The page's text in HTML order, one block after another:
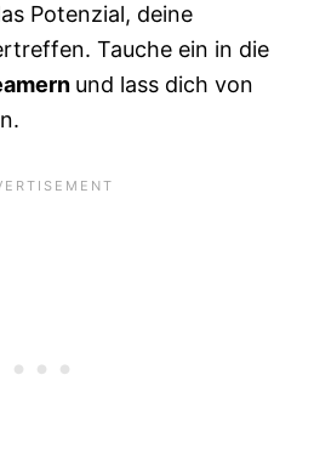
Potenzial, deine
Tauche ein in die
und lass dich von